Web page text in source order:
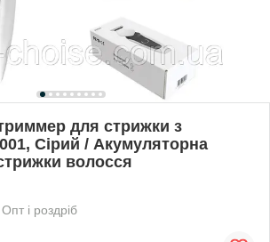
для стрижки з
Сірий / Акумуляторна
волосся
Опт і роздріб